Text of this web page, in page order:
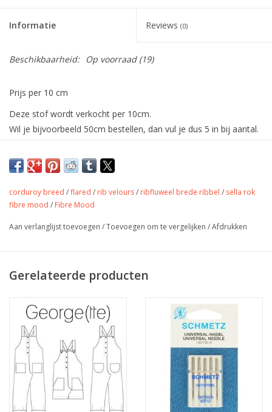
Informatie Reviews (0)
Beschikbaarheid: Op voorraad(19)
Prijs per 10 cm
Deze stof wordt verkocht per 10cm.
Wil je bijvoorbeeld 50cm bestellen, dan vul je dus 5 in bij aantal.
Zachte ribfluweel (hoog laag ribbel)
van fibre mood voor salopette,
boeken, rokken, vestjes,....
Kleur
gebroken wit
Gewicht
300gr
Label
Oekotex
Stretch
nee
corduroy breed /flared / rib velours/ ribfluweel brede ribbel / sella rok
fibre mood / Fibre Mood
Aan verlanglijst toevoegen /Toevoegen om te vergelijken /Afdrukken
Gerelateerde producten